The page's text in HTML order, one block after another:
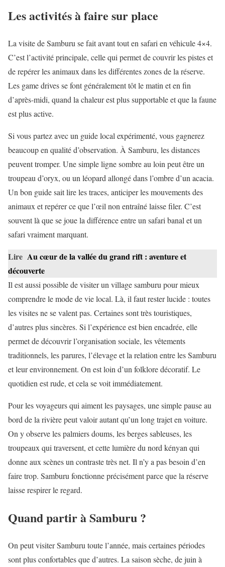
Les activités à faire sur place
La visite de Samburu se fait avant tout en safari en véhicule 4×4.
C’est l’activité principale, celle qui permet de couvrir les pistes et
de repérer les animaux dans les différentes zones de la réserve.
Les game drives se font généralement tôt le matin et en fin
d’après-midi, quand la chaleur est plus supportable et que la faune
est plus active.
Si vous partez avec un guide local expérimenté, vous gagnerez
beaucoup en qualité d’observation. À Samburu, les distances
peuvent tromper. Une simple ligne sombre au loin peut être un
troupeau d’oryx, ou un léopard allongé dans l’ombre d’un acacia.
Un bon guide sait lire les traces, anticiper les mouvements des
animaux et repérer ce que l’œil non entraîné laisse filer. C’est
souvent là que se joue la différence entre un safari banal et un
safari vraiment marquant.
Lire Au cœur de la vallée du grand rift : aventure et
découverte
Il est aussi possible de visiter un village samburu pour mieux
comprendre le mode de vie local. Là, il faut rester lucide : toutes
les visites ne se valent pas. Certaines sont très touristiques,
d’autres plus sincères. Si l’expérience est bien encadrée, elle
permet de découvrir l’organisation sociale, les vêtements
traditionnels, les parures, l’élevage et la relation entre les Samburu
et leur environnement. On est loin d’un folklore décoratif. Le
quotidien est rude, et cela se voit immédiatement.
Pour les voyageurs qui aiment les paysages, une simple pause au
bord de la rivière peut valoir autant qu’un long trajet en voiture.
On y observe les palmiers doums, les berges sableuses, les
troupeaux qui traversent, et cette lumière du nord kényan qui
donne aux scènes un contraste très net. Il n’y a pas besoin d’en
faire trop. Samburu fonctionne précisément parce que la réserve
laisse respirer le regard.
Quand partir à Samburu ?
On peut visiter Samburu toute l’année, mais certaines périodes
sont plus confortables que d’autres. La saison sèche, de juin à